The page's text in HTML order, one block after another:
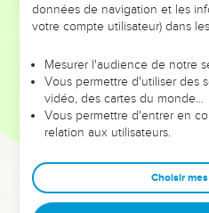
Moïse et Aaron parmi ses
ceux qui invoquent son nom,
répondit.
Il leur parla dans la colonne
préceptes Et le décret qu’il leur
Éternel, notre Dieu, c’est toi
leurs agissements.
Exaltez l’Éternel, notre Dieu,
données de navigation et les
votre compte utilisateur) dans
Mesurer l'audience de notre
Vous permettre d'utiliser des
vidéo, des cartes du monde…
Vous permettre d'entrer en
relation aux utilisateurs.
Choisir